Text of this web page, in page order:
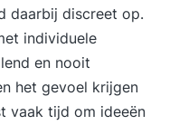
daarbij discreet op.
individuele
en nooit
het gevoel krijgen
vaak tijd om ideeën